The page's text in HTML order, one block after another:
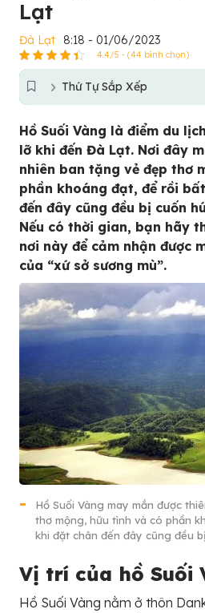
Lạt
Đà Lạt 8:18 - 01/06/2023
4.4/5 - (44 bình chọn)
Thứ Tự Sắp Xếp
Hồ Suối Vàng là điểm du
lỡ khi đến Đà Lạt. Nơi đây
nhiên ban tặng vẻ đẹp thơ
phần khoáng đạt, để rồi
đến đây cũng đều bị cuốn
Nếu có thời gian, bạn hãy
nơi này để cảm nhận được
của “xứ sở sương mù”.
Hồ Suối Vàng may mắn được
thơ mộng, hữu tình và có phần
khi đặt chân đến đây cũng đều
Vị trí của hồ Suối
Hồ Suối Vàng nằm ở thôn